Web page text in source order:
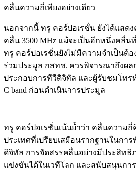
คลื่นความถี่เพียงอย่างเดียว
นอกจากนี้ ทรู คอร์ปอเรชั่น ยังได้แสดง
คลื่น 3500 MHz แม้จะเป็นอีกหนึ่งค
ทรู คอร์ปอเรชั่นยังไม่มีความจำเป็นต้
ร่วมประมูล กสทช. ควรพิจารณาถึงผล
ประกอบการทีวีดิจิทัล และผู้รับชมโทร
C band ก่อนดำเนินการประมูล
ทรู คอร์ปอเรชั่นเน้นย้ำว่า คลื่นความ
ประเทศที่เปรียบเสมือนรากฐานในกา
ดิจิทัล การจัดสรรคลื่นอย่างมีประสิทธิ
แข่งขันได้ในเวทีโลก และสนับสนุนกา